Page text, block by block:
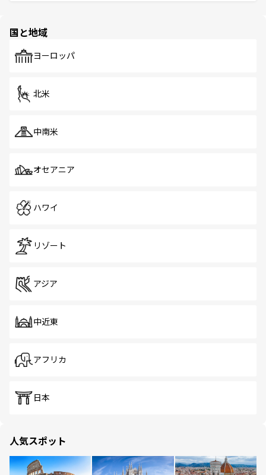
で、ホーカーズは地元の風情を楽しめる外せないスポット
国と地域
ヨーロッパ
北米
中南米
オセアニア
ハワイ
リゾート
アジア
中近東
アフリカ
日本
人気スポット